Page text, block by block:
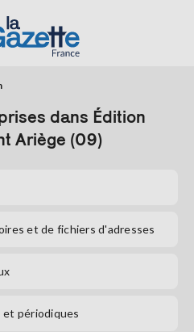
dans Édition
Ariège (09)
et de fichiers d'adresses
et périodiques